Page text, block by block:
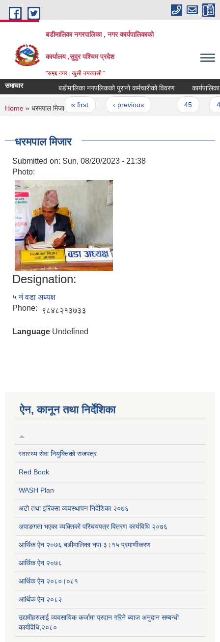
Skip to main content
बडीमालिका नगरपालिका , नगर कार्यपालिकाको
कार्यालय ,सुदुर पश्चिम प्रदेश
"समृद्द नगर : खुसी नगरबासी "
समाचार बडीमालिका नगपलिकको पुरानो कर्मचारीको विवरण कार्यपालिका
Pages
« first ‹ previous
You are here
Home » धरमपाल मिजार
धरमपाल मिजार
Submitted on: Sun, 08/20/2023 - 21:38
Photo:
Designation:
५ नं वडा अध्यक्ष
Phone:
९८४८२१३७३३
Language Undefined
ऐन, कानून तथा निर्देशिका
स्वास्थ्य सेवा नियुक्तिको राजपत्र
Red Book
WASH Plan
अटो तथा इरिक्सा व्यवस्थापन निर्देशिका २०७६
अपाङगता भएका व्यक्तिको परिचयपत्र वितरण कार्यविधि २०७६
आर्थिक ऐन २०७६ बडीमालिका नपा ३।१५ प्रमाणीकरण
आर्थिक ऐन २०७८
आर्थिक ऐन २०८०।०८१
आर्थिक ऐन २०८२
उद्यमीहरुलाई व्यवसायिक कर्जामा प्रदान गरिने ब्याज अनुदान सम्बन्धी
कार्यविधि,२०८०